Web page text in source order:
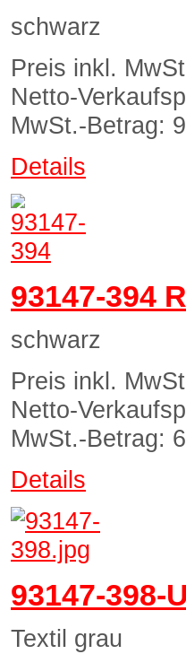
schwarz
Preis inkl.
Netto-
MwSt.-Betrag:
Details
93147-394
schwarz
Preis inkl.
Netto-
MwSt.-Betrag:
Details
93147-398-U
Textil grau